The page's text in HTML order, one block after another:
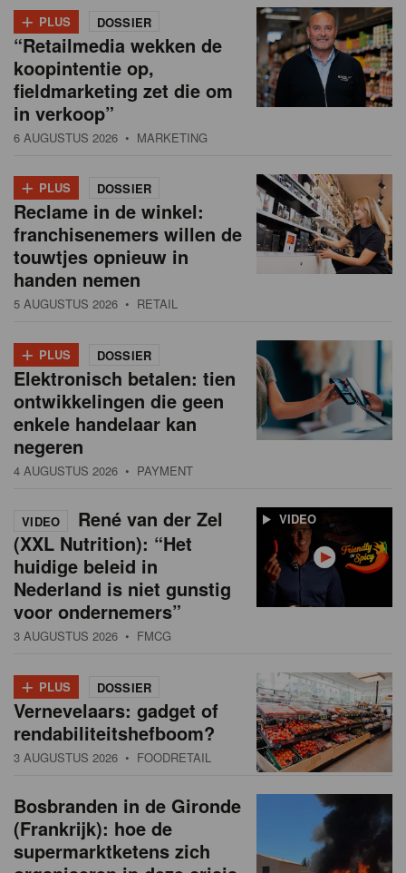
+ PLUS DOSSIER
“Retailmedia wekken de
koopintentie op,
fieldmarketing zet die om
in verkoop”
6 AUGUSTUS 2026 • MARKETING
+ PLUS DOSSIER
Reclame in de winkel:
franchisenemers willen de
touwtjes opnieuw in
handen nemen
5 AUGUSTUS 2026 • RETAIL
+ PLUS DOSSIER
Elektronisch betalen: tien
ontwikkelingen die geen
enkele handelaar kan
negeren
4 AUGUSTUS 2026 • PAYMENT
VIDEO
VIDEO
René van der Zel
(XXL Nutrition): “Het
huidige beleid in
Nederland is niet gunstig
voor ondernemers”
3 AUGUSTUS 2026 • FMCG
+ PLUS DOSSIER
Vernevelaars: gadget of
rendabiliteitshefboom?
3 AUGUSTUS 2026 • FOODRETAIL
Bosbranden in de Gironde
(Frankrijk): hoe de
supermarktketens zich